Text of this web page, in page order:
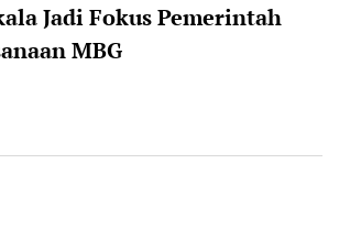
Jadi Fokus Pemerintah
MBG